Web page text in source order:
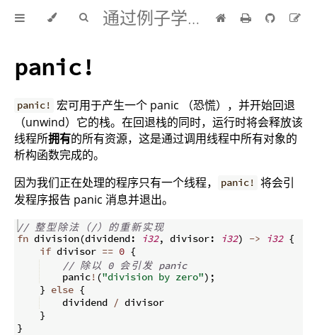
通过例子学 Rust 中文版
panic!
panic! 宏可用于产生一个 panic （恐慌），并开始回退
（unwind）它的栈。在回退栈的同时，运行时将会释放该
线程所拥有的所有资源，这是通过调用线程中所有对象的
析构函数完成的。
因为我们正在处理的程序只有一个线程，
panic! 将会引
发程序报告 panic 消息并退出。
// 整型除法 （/） 的重新 实现
fn division(dividend: i32, divisor: i32) -> i32 {
if divisor == 0 {
// 除 以 0 会 引发 panic
    panic
! ("division by zero") ;
} else {
    dividend
/ divisor
}
}